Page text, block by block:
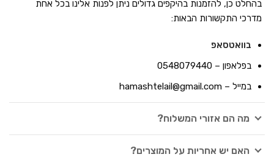
בהחלט כן, להזמנות בהיקפים גדולים ניתן לפנות אלינו בכל אחת
מדרכי התקשורות הבאות:
בוואטסאפ
בפלאפון – 0548079440
במייל – hamashtelail@gmail.com
מה הם אזורי המשלוח?
האם יש אחריות על המוצרים?